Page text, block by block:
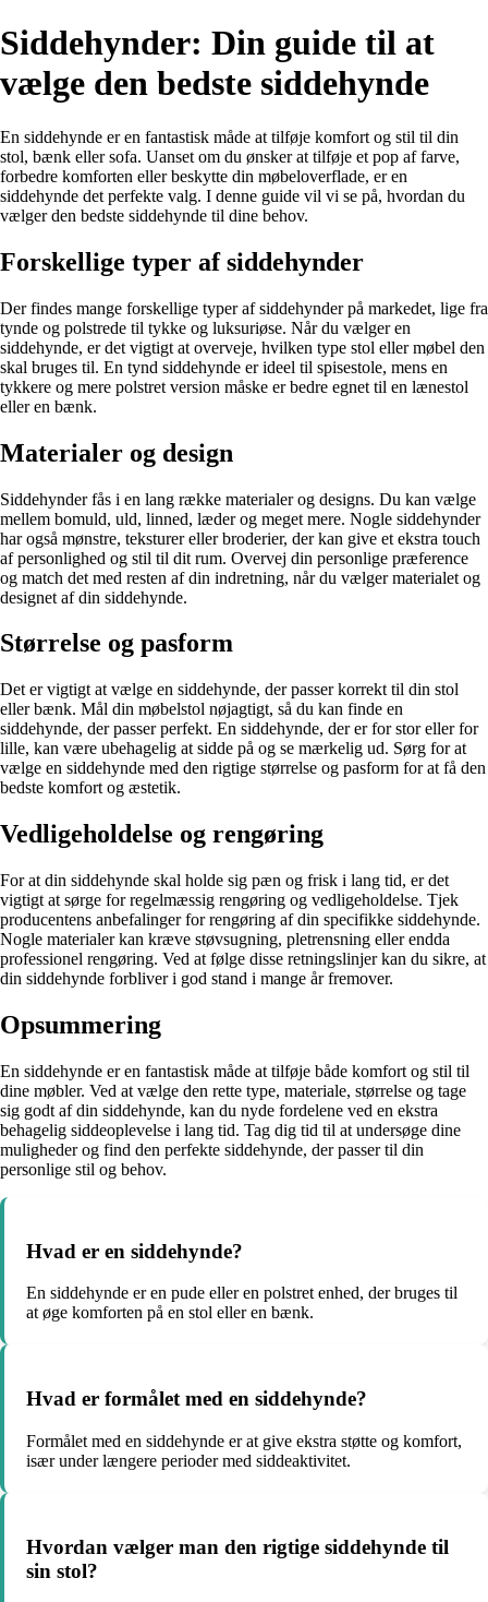
Siddehynder: Din guide til at
vælge den bedste siddehynde
En siddehynde er en fantastisk måde at tilføje komfort og stil til din
stol, bænk eller sofa. Uanset om du ønsker at tilføje et pop af farve,
forbedre komforten eller beskytte din møbeloverflade, er en
siddehynde det perfekte valg. I denne guide vil vi se på, hvordan du
vælger den bedste siddehynde til dine behov.
Forskellige typer af siddehynder
Der findes mange forskellige typer af siddehynder på markedet, lige fra
tynde og polstrede til tykke og luksuriøse. Når du vælger en
siddehynde, er det vigtigt at overveje, hvilken type stol eller møbel den
skal bruges til. En tynd siddehynde er ideel til spisestole, mens en
tykkere og mere polstret version måske er bedre egnet til en lænestol
eller en bænk.
Materialer og design
Siddehynder fås i en lang række materialer og designs. Du kan vælge
mellem bomuld, uld, linned, læder og meget mere. Nogle siddehynder
har også mønstre, teksturer eller broderier, der kan give et ekstra touch
af personlighed og stil til dit rum. Overvej din personlige præference
og match det med resten af din indretning, når du vælger materialet og
designet af din siddehynde.
Størrelse og pasform
Det er vigtigt at vælge en siddehynde, der passer korrekt til din stol
eller bænk. Mål din møbelstol nøjagtigt, så du kan finde en
siddehynde, der passer perfekt. En siddehynde, der er for stor eller for
lille, kan være ubehagelig at sidde på og se mærkelig ud. Sørg for at
vælge en siddehynde med den rigtige størrelse og pasform for at få den
bedste komfort og æstetik.
Vedligeholdelse og rengøring
For at din siddehynde skal holde sig pæn og frisk i lang tid, er det
vigtigt at sørge for regelmæssig rengøring og vedligeholdelse. Tjek
producentens anbefalinger for rengøring af din specifikke siddehynde.
Nogle materialer kan kræve støvsugning, pletrensning eller endda
professionel rengøring. Ved at følge disse retningslinjer kan du sikre, at
din siddehynde forbliver i god stand i mange år fremover.
Opsummering
En siddehynde er en fantastisk måde at tilføje både komfort og stil til
dine møbler. Ved at vælge den rette type, materiale, størrelse og tage
sig godt af din siddehynde, kan du nyde fordelene ved en ekstra
behagelig siddeoplevelse i lang tid. Tag dig tid til at undersøge dine
muligheder og find den perfekte siddehynde, der passer til din
personlige stil og behov.
Hvad er en siddehynde?
En siddehynde er en pude eller en polstret enhed, der bruges til
at øge komforten på en stol eller en bænk.
Hvad er formålet med en siddehynde?
Formålet med en siddehynde er at give ekstra støtte og komfort,
især under længere perioder med siddeaktivitet.
Hvordan vælger man den rigtige siddehynde til
sin stol?